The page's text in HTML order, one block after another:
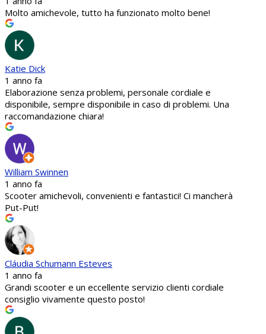
Molto amichevole, tutto ha funzionato molto bene!
Katie Dick
1 anno fa
Elaborazione senza problemi, personale cordiale e
disponibile, sempre disponibile in caso di problemi. Una
raccomandazione chiara!
William Swinnen
1 anno fa
Scooter amichevoli, convenienti e fantastici! Ci mancherà
Put-Put!
Cláudia Schumann Esteves
1 anno fa
Grandi scooter e un eccellente servizio clienti cordiale
consiglio vivamente questo posto!